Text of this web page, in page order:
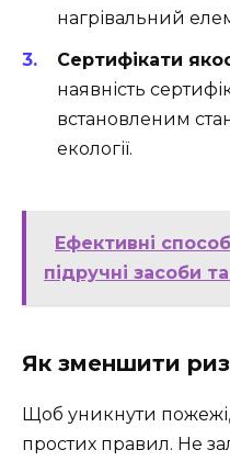
нагрівальний
Сертифікати
наявність
встановленим
екології.
Ефективні
підручні засоби
Як зменшити
Щоб уникнути
простих правил. Не